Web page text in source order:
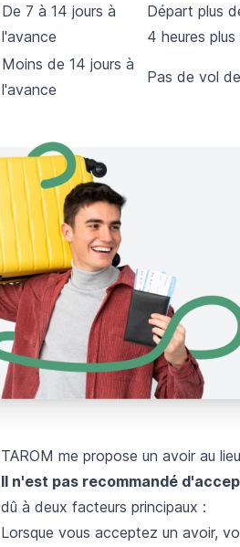
De 7 à 14 jours à
l'avance
Départ plus
4 heures plus
Moins de 14 jours à
l'avance
Pas de vol
TAROM me propose un avoir au
Il n'est pas recommandé
dû à deux facteurs principaux :
Lorsque vous acceptez un avoir,